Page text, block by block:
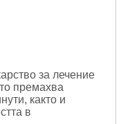
за лечение
премахва
както и
в